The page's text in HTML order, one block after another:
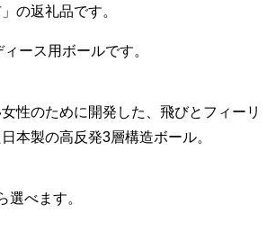
の返礼品です。
ース用ボールです。
性のために開発した、飛びとフィーリ
本製の高反発3層構造ボール。
選べます。